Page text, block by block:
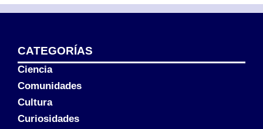
CATEGORÍAS
Ciencia
Comunidades
Cultura
Curiosidades